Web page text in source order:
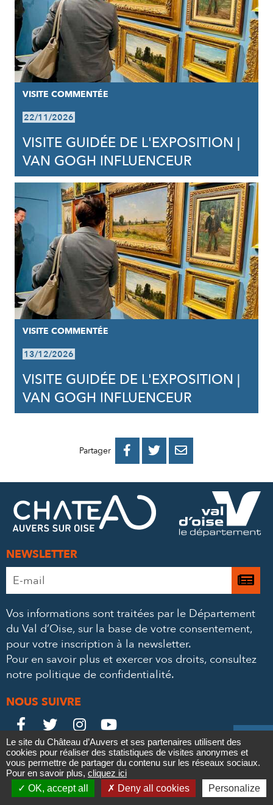
Contact

Newsletter
VISITE COMMENTÉE
22/11/2026
VISITE GUIDÉE DE L'EXPOSITION |
VAN GOGH INFLUENCEUR
VISITE COMMENTÉE
13/12/2026
VISITE GUIDÉE DE L'EXPOSITION |
VAN GOGH INFLUENCEUR
Partager 
PARTAGER
FACEBOOK
PARTAGER
PARTAGER
MAIL
NEWSLETTER
Adresse
e-
*
Je
à
Vos informations sont traitées par le Département
du Val d’Oise, sur la base de votre consentement,
pour votre inscription à la newsletter.
Pour en savoir plus et exercer vos droits, consultez
notre politique de confidentialité.
NOUS SUIVRE
Le
Château
sur

Le
Château
sur

Le
Château
sur

Le
Château
sur

Mentions légales Politique de confidentialité
Crédits
Partenaires & Mécènes
Recrutement
Plan du site
Le site du Château d’Auvers et ses partenaires utilisent des
cookies pour réaliser des statistiques de visites anonymes et
vous permettre de partager du contenu sur les réseaux sociaux.
Pour en savoir plus, cliquez ici
OK, accept all
Deny all cookies Personalize